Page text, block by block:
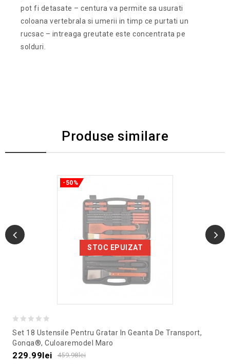
pot fi detasate – centura va permite sa usurati
coloana vertebrala si umerii in timp ce purtati un
rucsac – intreaga greutate este concentrata pe
solduri.
Produse similare
STOC EPUIZAT
-50%
out
of
Set 18 Ustensile Pentru Gratar In Geanta De Transport,
Gonga®, Culoaremodel Maro
459.98lei
229.99lei